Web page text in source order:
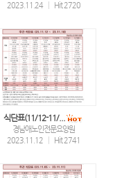
2023.11.24
Hit 2720
식단표(11/12-11/...
경남애노인전문요양원
2023.11.12
Hit 2741